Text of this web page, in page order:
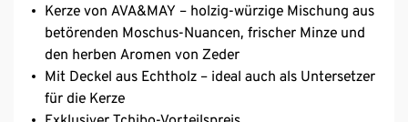
Kerze von AVA&MAY – holzig-würzige Mischung aus
betörenden Moschus-Nuancen, frischer Minze und
den herben Aromen von Zeder
Mit Deckel aus Echtholz – ideal auch als Untersetzer
für die Kerze